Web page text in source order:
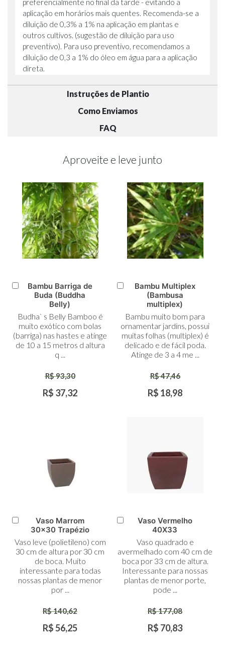
preferencialmente no final da tarde - evitando a
aplicação em horários mais quentes. Recomenda-se a
diluição de 0,3% a 1% na aplicação em plantas e
outros cultivos. (sugestão de diluição para uso
preventivo). Para uso preventivo, recomendamos a
diluição de 0,3 a 1% do óleo em água para a aplicação
direta.
Instruções de Plantio
Como Enviamos
FAQ
Aproveite e leve junto
Adicionar
Bambu Barriga de
Buda (Buddha
Belly)
Budha` s Belly Bamboo é
muito exótico com bolas
(barriga) nas hastes e atinge
de 10 a 15 metros d altura
q ...
R$ 93,30
R$ 37,32
Adicionar
Bambu Multiplex
(Bambusa
multiplex)
Bambu muito bom para
ornamentar jardins, possui
muitas folhas (multiplex) é
delicado e de fácil poda.
Atinge de 3 a 4 me ...
R$ 47,46
R$ 18,98
Adicionar
Carrinho
Vaso Marrom
30x30 Trapézio
Vaso leve (polietileno) com
30 cm de altura por 30 cm
de boca. Muito
interessante para todas
nossas plantas de menor
por ...
R$ 140,62
R$ 56,25
Carrinho
Vaso Vermelho
40X33
Vaso quadrado e
avermelhado com 40 cm de
boca por 33 cm de altura.
Interessante para nossas
plantas de menor porte,
pode ...
R$ 177,08
R$ 70,83